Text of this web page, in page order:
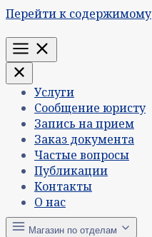
Перейти к содержимому
Меню
Услуги
Сообщение юристу
Запись на прием
Заказ документа
Частые вопросы
Публикации
Контакты
О нас
Магазин по отделам